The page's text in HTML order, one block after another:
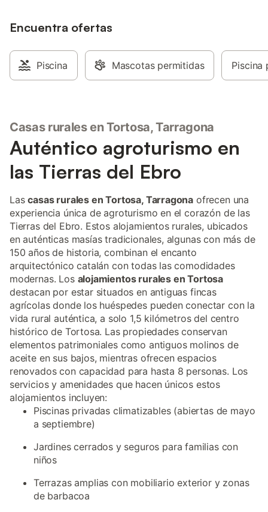
pueden comprar para la estancia, visitar
proximidad, km 0; 100m. Tienen una
tienda de productos de proximidad y
calidad excelente. Cerca de los puertos
comedor exterior
culinaria al aire
entradas
hay una mesa de
habitualmente para
También en la
también alimenta el
calefacción central.
y elegante pasillo
las más bellas
recuperadas de un
Encuentra ofertas
Piscina Mascotas permitidas Piscina
Casas rurales en Tortosa, Tarragona
Auténtico agroturismo en
las Tierras del Ebro
Lascasas rurales en Tortosa, Tarragona ofrecen una
experiencia única de agroturismo en el corazón de las
Tierras del Ebro. Estos alojamientos rurales, ubicados
en auténticas masías tradicionales, algunas con más de
150 años de historia, combinan el encanto
arquitectónico catalán con todas las comodidades
modernas. Los alojamientos rurales en Tortosa
destacan por estar situados en antiguas fincas
agrícolas donde los huéspedes pueden conectar con la
vida rural auténtica, a solo 1,5 kilómetros del centro
histórico de Tortosa. Las propiedades conservan
elementos patrimoniales como antiguos molinos de
aceite en sus bajos, mientras ofrecen espacios
renovados con capacidad para hasta 8 personas. Los
servicios y amenidades que hacen únicos estos
alojamientos incluyen:
Piscinas privadas climatizables (abiertas de mayo
a septiembre)
Jardines cerrados y seguros para familias con
niños
Terrazas amplias con mobiliario exterior y zonas
de barbacoa